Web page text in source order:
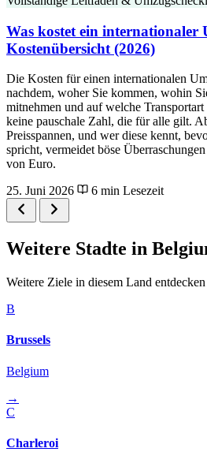
Was kostet ein internationaler
Kostenübersicht (2026)
Die Kosten für einen internationalen
nachdem, woher Sie kommen, wohin
mitnehmen und auf welche
keine pauschale Zahl, die für alle gilt.
Preisspannen, und wer diese kennt,
spricht, vermeidet böse
von Euro.
25. Juni 2026
6 min Lesezeit
Weitere Stadte in
Weitere Ziele in diesem Land entdecken
B
Brussels
Belgium
→
C
Charleroi